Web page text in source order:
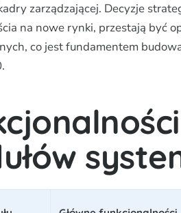
zarządzającej. Decyzje
na nowe rynki, przestają być
co jest fundamentem